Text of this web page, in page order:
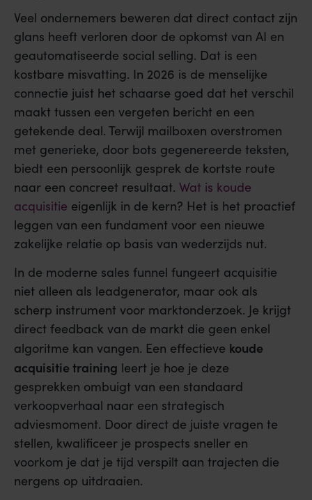
Veel ondernemers beweren dat direct contact zijn
glans heeft verloren door de opkomst van AI en
geautomatiseerde social selling. Dat is een
kostbare misvatting. In 2026 is de menselijke
connectie juist het schaarse goed dat het verschil
maakt tussen een vergeten bericht en een
getekende deal. Terwijl mailboxen overstromen
met generieke, door bots gegenereerde teksten,
biedt een persoonlijk gesprek de kortste route
naar een concreet resultaat. Wat is koude
acquisitie eigenlijk in de kern? Het is het proactief
leggen van een fundament voor een nieuwe
zakelijke relatie op basis van wederzijds nut.
In de moderne sales funnel fungeert acquisitie
niet alleen als leadgenerator, maar ook als
scherp instrument voor marktonderzoek. Je krijgt
direct feedback van de markt die geen enkel
algoritme kan vangen. Een effectieve koude
acquisitie training leert je hoe je deze
gesprekken ombuigt van een standaard
verkoopverhaal naar een strategisch
adviesmoment. Door direct de juiste vragen te
stellen, kwalificeer je prospects sneller en
voorkom je dat je tijd verspilt aan trajecten die
nergens op uitdraaien.